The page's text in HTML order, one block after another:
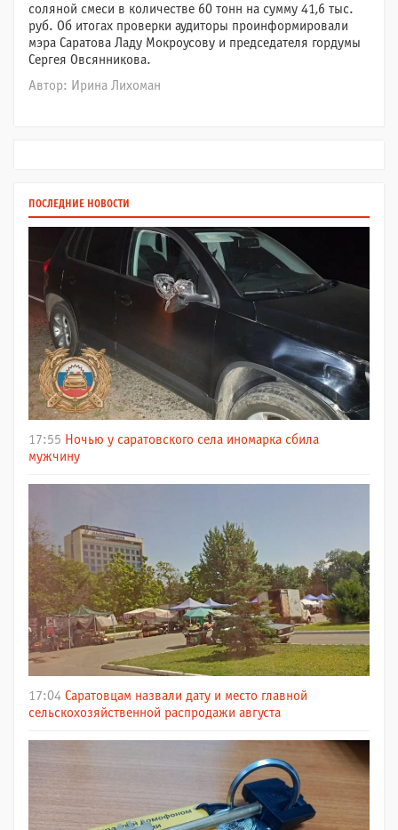
соляной смеси в количестве 60 тонн на сумму 41,6 тыс.
руб. Об итогах проверки аудиторы проинформировали
мэра Саратова Ладу Мокроусову и председателя гордумы
Сергея Овсянникова.
Автор: Ирина Лихоман
ПОСЛЕДНИЕ НОВОСТИ
17:55 Ночью у саратовского села иномарка сбила
мужчину
17:04 Саратовцам назвали дату и место главной
сельскохозяйственной распродажи августа